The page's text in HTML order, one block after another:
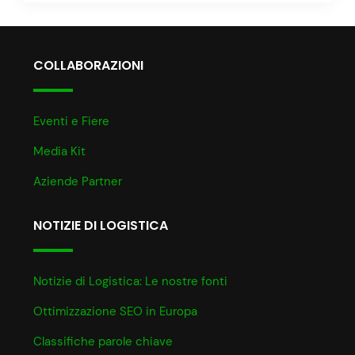
COLLABORAZIONI
Eventi e Fiere
Media Kit
Aziende Partner
NOTIZIE DI LOGISTICA
Notizie di Logistica: Le nostre fonti
Ottimizzazione SEO in Europa
Classifiche parole chiave